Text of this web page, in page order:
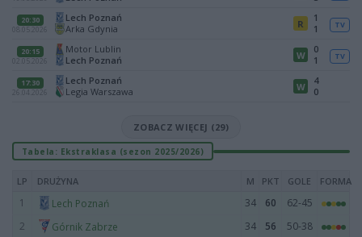
20:30
08.05.2026
Lech Poznań
Arka Gdynia
R
1
1
TV
20:15
02.05.2026
Motor Lublin
Lech Poznań
W
0
1
TV
17:30
26.04.2026
Lech Poznań
Legia Warszawa
W
4
0
ZOBACZ WIĘCEJ (29)
Tabela: Ekstraklasa (sezon 2025/2026)
LP DRUŻYNA M PKT GOLE FORMA
1 Lech Poznań 34 60
62-45
2
Górnik Zabrze 34 56
50-38